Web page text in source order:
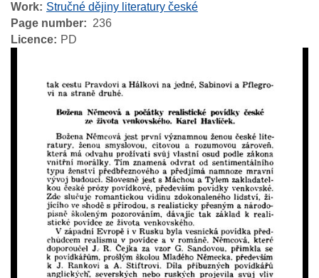
Work
Stručné dějiny literatury české
Page number
236
Licence
PD